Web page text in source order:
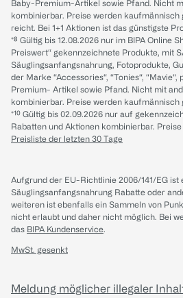
Baby-Premium-Artikel sowie Pfand. Nicht
kombinierbar. Preise werden kaufmännisch
reicht. Bei 1+1 Aktionen ist das günstigste
*⁸ Gültig bis 12.08.2026 nur im BIPA Online
Preiswert“ gekennzeichnete Produkte, mit
Säuglingsanfangsnahrung, Fotoprodukte,
der Marke “Accessories“, “Tonies“,
Premium- Artikel sowie Pfand. Nicht mit
kombinierbar. Preise werden kaufmännisch
*¹⁰ Gültig bis 02.09.2026 nur auf
Rabatten und Aktionen kombinierbar.
Preisliste der letzten 30 Tage
Aufgrund der EU-Richtlinie 2006/141/EG ist
Säuglingsanfangsnahrung Rabatte oder
weiteren ist ebenfalls ein Sammeln von
nicht erlaubt und daher nicht möglich. Bei
das BIPA Kundenservice.
MwSt. gesenkt
Meldung möglicher illegaler